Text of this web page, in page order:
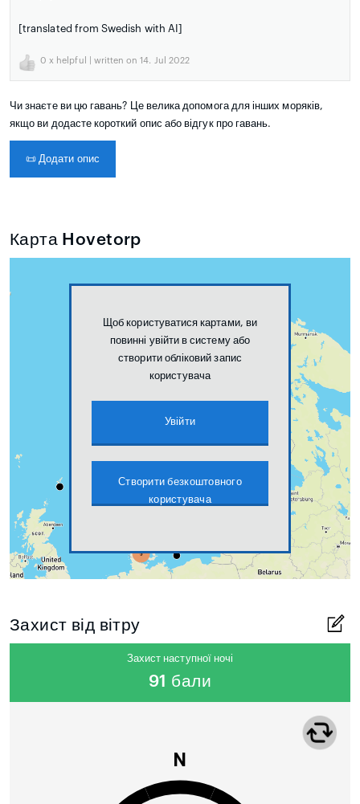
[translated from Swedish with AI]
0 x helpful | written on 14. Jul 2022
Чи знаєте ви цю гавань? Це велика допомога для інших моряків,
якщо ви додасте короткий опис або відгук про гавань.
📜 Додати опис
Карта Hovetorp
Щоб користуватися картами, ви
повинні увійти в систему або
створити обліковий запис
користувача
Увійти
Створити безкоштовного
користувача
Захист від вітру
Захист наступної ночі
91 бали
N